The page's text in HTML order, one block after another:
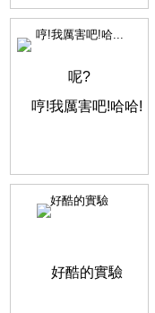
哼!我厲害吧!哈...
好酷的實驗